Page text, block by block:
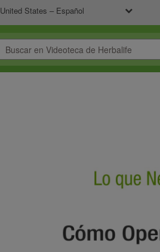
United States – Español